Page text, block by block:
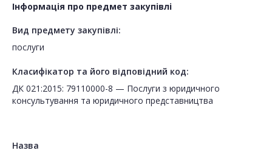
Інформація про предмет закупівлі
Вид предмету закупівлі:
послуги
Класифікатор та його відповідний код:
ДК 021:2015: 79110000-8 — Послуги з юридичного
консультування та юридичного представництва
Назва